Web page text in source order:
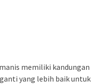
memiliki kandungan
yang lebih baik untuk